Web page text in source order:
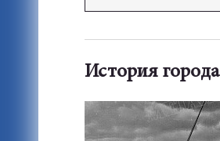
История города